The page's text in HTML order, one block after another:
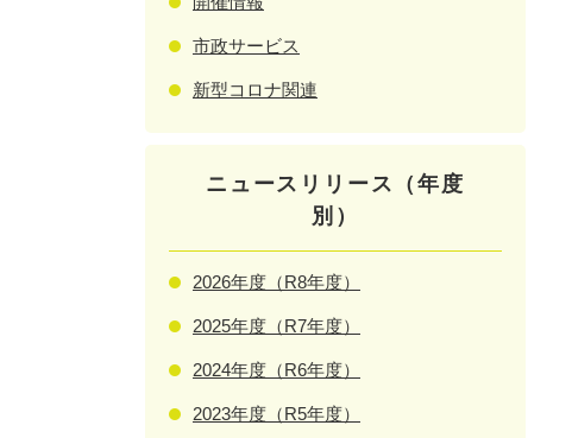
市政サービス
新型コロナ関連
ニュースリリース（年度
別）
2026年度（R8年度）
2025年度（R7年度）
2024年度（R6年度）
2023年度（R5年度）